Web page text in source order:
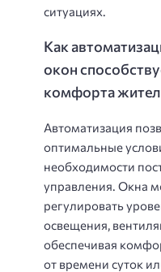
ситуациях.
Как
окон
комфорта
Автоматизация
оптимальные
необходимости
управления. Окна
регулировать
освещения,
обеспечивая
от времени суток